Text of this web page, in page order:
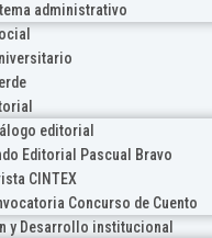
administrativo
editorial
Editorial Pascual Bravo
CINTEX
Concurso de Cuento
y Desarrollo institucional